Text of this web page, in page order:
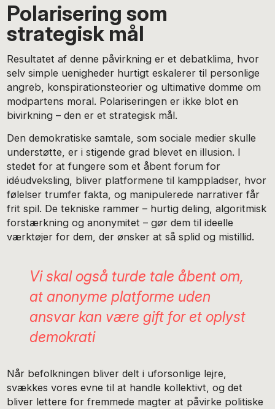
Polarisering som
strategisk mål
Resultatet af denne påvirkning er et debatklima, hvor
selv simple uenigheder hurtigt eskalerer til personlige
angreb, konspirationsteorier og ultimative domme om
modpartens moral. Polariseringen er ikke blot en
bivirkning – den er et strategisk mål.
Den demokratiske samtale, som sociale medier skulle
understøtte, er i stigende grad blevet en illusion. I
stedet for at fungere som et åbent forum for
idéudveksling, bliver platformene til kamppladser, hvor
følelser trumfer fakta, og manipulerede narrativer får
frit spil. De tekniske rammer – hurtig deling, algoritmisk
forstærkning og anonymitet – gør dem til ideelle
værktøjer for dem, der ønsker at så splid og mistillid.
Vi skal også turde tale åbent om,
at anonyme platforme uden
ansvar kan være gift for et oplyst
demokrati
Når befolkningen bliver delt i uforsonlige lejre,
svækkes vores evne til at handle kollektivt, og det
bliver lettere for fremmede magter at påvirke politiske